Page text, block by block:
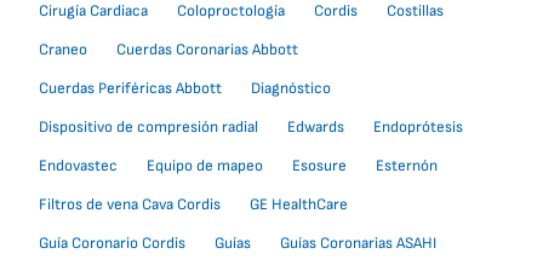
Cirugía Cardiaca
Coloproctología Cordis
Costillas
Craneo
Cuerdas Coronarias Abbott
Cuerdas Periféricas Abbott
Diagnóstico
Dispositivo de compresión radial
Edwards
Endoprótesis
Endovastec
Equipo de mapeo Esosure
Esternón
Filtros de vena Cava Cordis
GE HealthCare
Guía Coronario Cordis
Guías
Guías Coronarias ASAHI